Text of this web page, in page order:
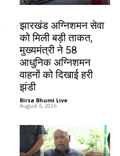
झारखंड अग्निशमन सेवा
को मिली बड़ी ताकत,
मुख्यमंत्री ने 58
आधुनिक अग्निशमन
वाहनों को दिखाई हरी
झंडी
Birsa Bhumi Live -
August 6, 2026